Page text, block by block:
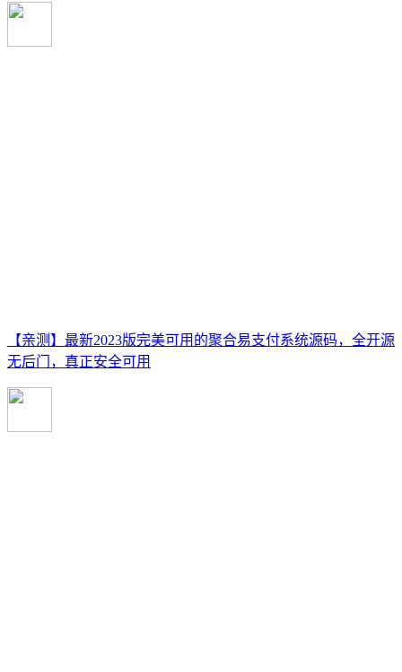
【亲测】最新2023版完美可用的聚合易支付系统源码，全开源
无后门，真正安全可用